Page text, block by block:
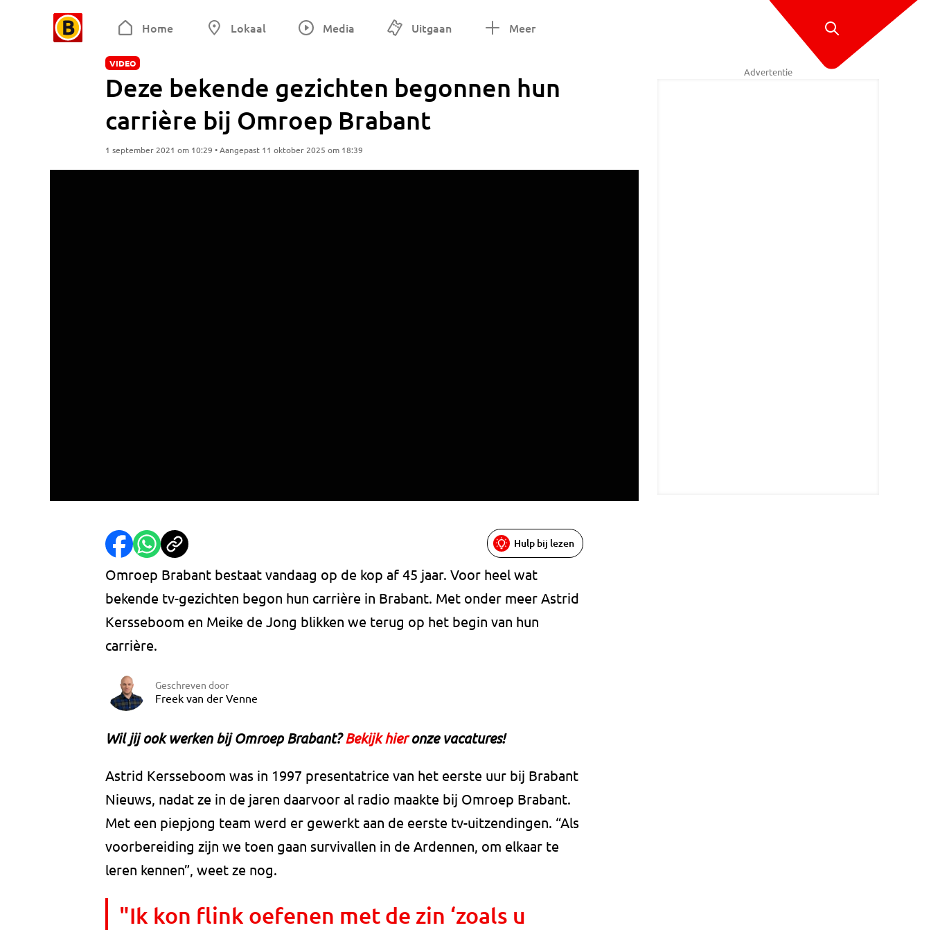
Home Lokaal Media Uitgaan Meer
VIDEO
Deze bekende gezichten begonnen hun
carrière bij Omroep Brabant
1 september 2021 om 10:29 • Aangepast 11 oktober 2025 om 18:39
Hulp bij lezen
Omroep Brabant bestaat vandaag op de kop af 45 jaar. Voor heel wat
bekende tv-gezichten begon hun carrière in Brabant. Met onder meer Astrid
Kersseboom en Meike de Jong blikken we terug op het begin van hun
carrière.
Geschreven door
Freek van der Venne
Wil jij ook werken bij Omroep Brabant?Bekijk hieronze vacatures!
Astrid Kersseboom was in 1997 presentatrice van het eerste uur bij Brabant
Nieuws, nadat ze in de jaren daarvoor al radio maakte bij Omroep Brabant.
Met een piepjong team werd er gewerkt aan de eerste tv-uitzendingen. “Als
voorbereiding zijn we toen gaan survivallen in de Ardennen, om elkaar te
leren kennen”, weet ze nog.
"Ik kon flink oefenen met de zin ‘zoals u
Advertentie